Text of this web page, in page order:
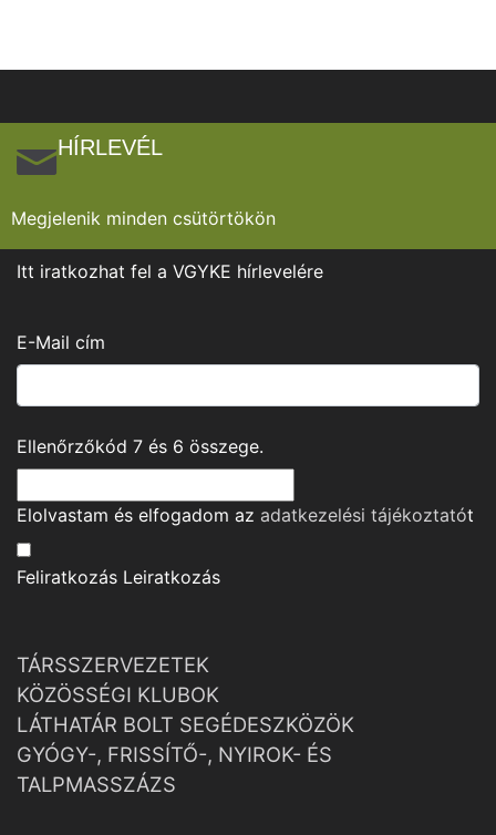
HÍRLEVÉL
Megjelenik minden csütörtökön
Itt iratkozhat fel a VGYKE hírlevelére
E-Mail cím
Ellenőrzőkód 7 és 6 összege.
Elolvastam és elfogadom az adatkezelési tájékoztatót
Feliratkozás Leiratkozás
TÁRSSZERVEZETEK
KÖZÖSSÉGI KLUBOK
LÁTHATÁR BOLT SEGÉDESZKÖZÖK
GYÓGY-, FRISSÍTŐ-, NYIROK- ÉS
TALPMASSZÁZS